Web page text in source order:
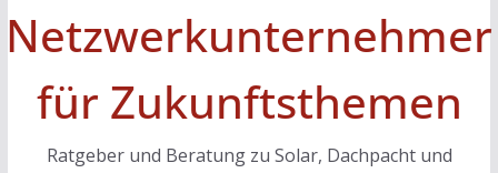
Netzwerkunternehmer
für Zukunftsthemen
Ratgeber und Beratung zu Solar, Dachpacht und